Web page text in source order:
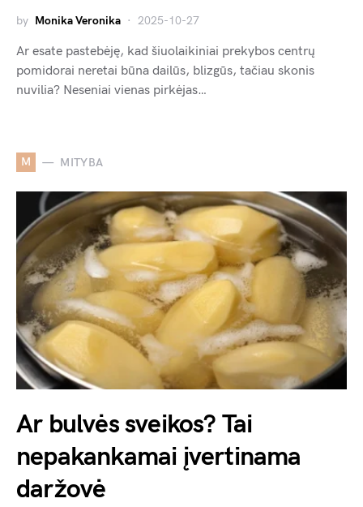
by Monika Veronika 2025-10-27
Ar esate pastebėję, kad šiuolaikiniai prekybos centrų
pomidorai neretai būna dailūs, blizgūs, tačiau skonis
nuvilia? Neseniai vienas pirkėjas…
M MITYBA
Ar bulvės sveikos? Tai
nepakankamai įvertinama
daržovė